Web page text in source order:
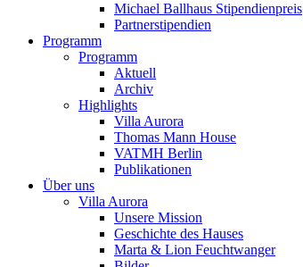
Michael Ballhaus Stipendienpreis
Partnerstipendien
Programm
Programm
Aktuell
Archiv
Highlights
Villa Aurora
Thomas Mann House
VATMH Berlin
Publikationen
Über uns
Villa Aurora
Unsere Mission
Geschichte des Hauses
Marta & Lion Feuchtwanger